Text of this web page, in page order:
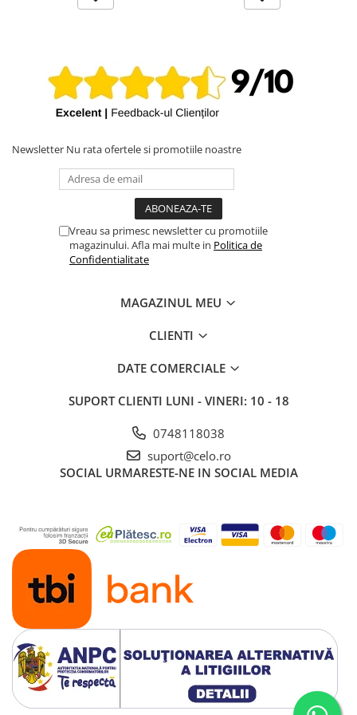
iPhone 7 Plus
iPhone 7
iPhone 6s Plus
iPhone SE 2022 3rd
iPhone 6
Top Piese iPhone
Piese & Accesorii iPad
iPad Pro 11″ (1st gen - 2018)
iPad Pro 11″ (2nd gen - 2020)
iPad Pro 11″ (3rd gen - 2021)
iPad Pro 12.9″ (3rd gen - 2018)
iPad Pro 12.9″ (4th gen - 2020)
iPad Pro 12.9″ (5th gen - 2021)
iPad Pro 12.9″ (6th gen - 2022)
iPad Pro 9.7″ (2016)
iPad
iPad (4th gen)
iPad 9.7″ (5th gen - 2017)
iPad 9.7″ (6th gen - 2018)
Newsletter Nu rata ofertele si promotiile noastre
Vreau sa primesc newsletter cu promotiile
magazinului. Afla mai multe in Politica de
Confidentialitate
MAGAZINUL MEU
CLIENTI
DATE COMERCIALE
SUPORT CLIENTI LUNI - VINERI: 10 - 18
0748118038
suport@celo.ro
SOCIAL URMARESTE-NE IN SOCIAL MEDIA